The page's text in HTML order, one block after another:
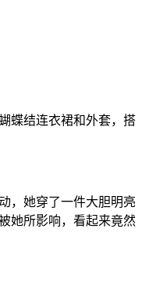
蝶结连衣裙和外套，搭
，她穿了一件大胆明亮
她所影响，看起来竟然